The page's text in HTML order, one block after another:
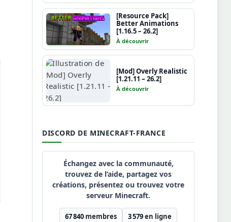
[Resource Pack]
Better Animations
[1.16.5 – 26.2]
À découvrir
[Mod] Overly Realistic
[1.21.11 – 26.2]
À découvrir
DISCORD DE MINECRAFT-FRANCE
Échangez avec la communauté,
trouvez de l’aide, partagez vos
créations, présentez ou trouvez votre
serveur Minecraft.
67 840 membres 3 579en ligne